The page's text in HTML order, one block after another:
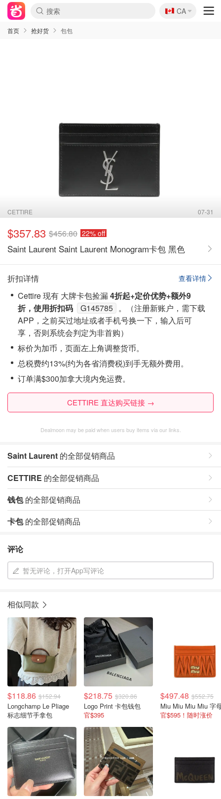
🇨🇦
CA
首页 抢好货 包包
CETTIRE 07-31
$357.83 $456.80 22% off
Saint Laurent Saint Laurent Monogram卡包 黑色
查看详情
折扣详情
Cettire 现有 大牌卡包捡漏4折起+定价优势+额外9
折，使用折扣码
G145785 。（注‮新册‬账户，需下载
APP，之前买过地址或者手机号换一下，输入后可
享，否则系统会‮定判‬为非首购）
标价为加币，页面左上角调整货币。
总税费约13%(约为各省消费税)到手无额外费用。
订单满$300加拿大境内免运费。
CETTIRE 直达购买链接 →
Dealmoon may be paid when users buy items via our links.
Saint Laurent 的全部促销商品
CETTIRE 的全部促销商品
钱包的全部促销商品
卡包的全部促销商品
评论
暂无评论，打开App写评论
相似同款
$118.86 $152.94
Longchamp Le Pliage
标志细节手拿包
$218.75 $320.86
Logo Print 卡包钱包
官$395
$497.48 $552.75
官$595！随时涨价